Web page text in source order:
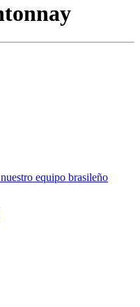
equipo brasileño